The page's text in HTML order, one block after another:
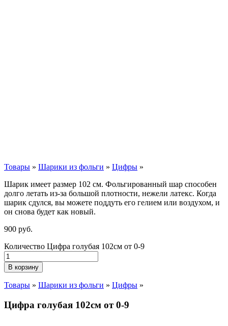
Товары » Шарики из фольги » Цифры »
Шарик имеет размер 102 см. Фольгированный шар способен
долго летать из-за большой плотности, нежели латекс. Когда
шарик сдулся, вы можете поддуть его гелием или воздухом, и
он снова будет как новый.
900 руб.
Количество Цифра голубая 102см от 0-9
В корзину
Товары » Шарики из фольги » Цифры »
Цифра голубая 102см от 0-9